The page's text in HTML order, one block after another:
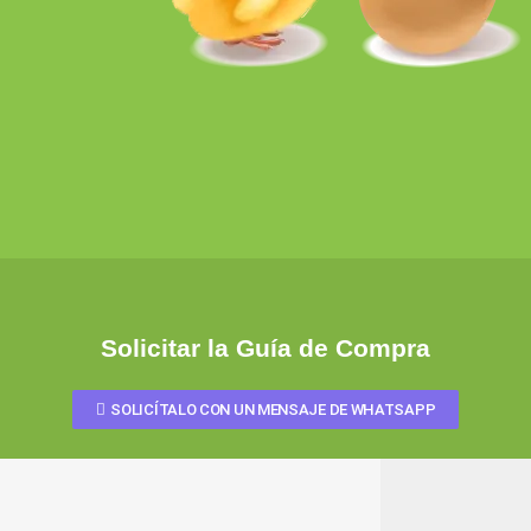
Solicitar la Guía de Compra
SOLICÍTALO CON UN MENSAJE DE WHATSAPP